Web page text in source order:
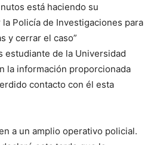
está haciendo su
Policía de Investigaciones para
y cerrar el caso”
estudiante de la Universidad
la información proporcionada
contacto con él esta
a un amplio operativo policial.